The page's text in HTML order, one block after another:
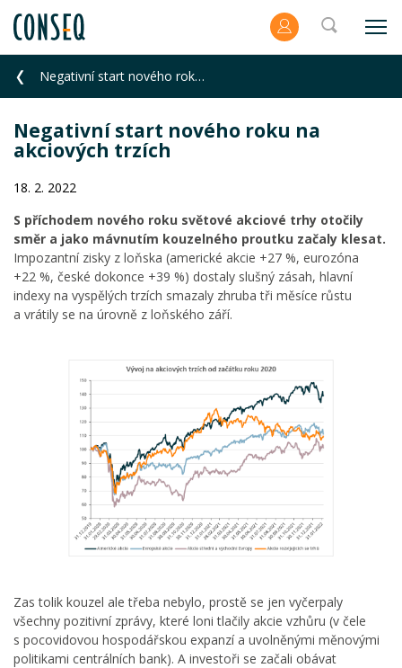
Negativní start nového roku na akciových trzích
Negativní start nového roku na
akciových trzích
18. 2. 2022
S příchodem nového roku světové akciové trhy otočily
směr a jako mávnutím kouzelného proutku začaly klesat.
Impozantní zisky z loňska (americké akcie +27 %, eurozóna
+22 %, české dokonce +39 %) dostaly slušný zásah, hlavní
indexy na vyspělých trzích smazaly zhruba tři měsíce růstu
a vrátily se na úrovně z loňského září.
Zas tolik kouzel ale třeba nebylo, prostě se jen vyčerpaly
všechny pozitivní zprávy, které loni tlačily akcie vzhůru (v čele
s pocovidovou hospodářskou expanzí a uvolněnými měnovými
politikami centrálních bank). A investoři se začali obávat